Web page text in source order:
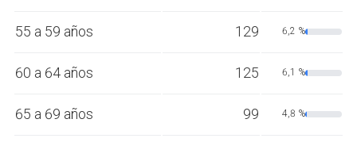
55 a 59 años 129 6,2 %
60 a 64 años 125 6,1 %
65 a 69 años 99 4,8 %